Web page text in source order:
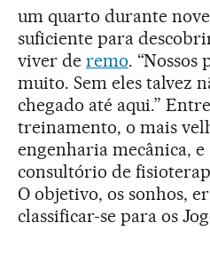
um quarto durante
suficiente para
viver de remo. “Nossos
muito. Sem eles talvez
chegado até aqui.”
treinamento, o mais
engenharia mecânica,
consultório de
O objetivo, os sonhos,
classificar-se para os